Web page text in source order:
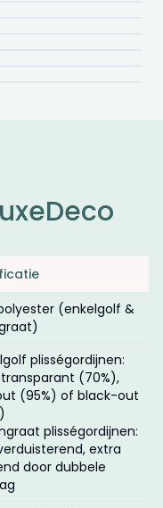
(enkelgolf &
plisségordijnen:
(70%),
(95%) of black-out
plisségordijnen:
extra
door dubbele